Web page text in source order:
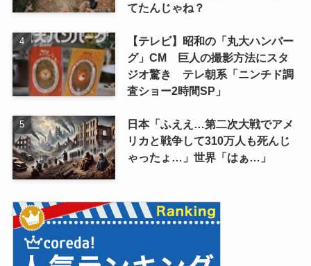
てたんじゃね？
【テレビ】昭和の「丸大ハンバー
グ」CM 巨人の撮影方法にスタ
ジオ驚き テレ朝系「ニンチド調
査ショー2時間SP」
日本「ふええ…第二次大戦でアメ
リカと戦争して310万人も死んじ
ゃったょ…」世界「はぁ…」